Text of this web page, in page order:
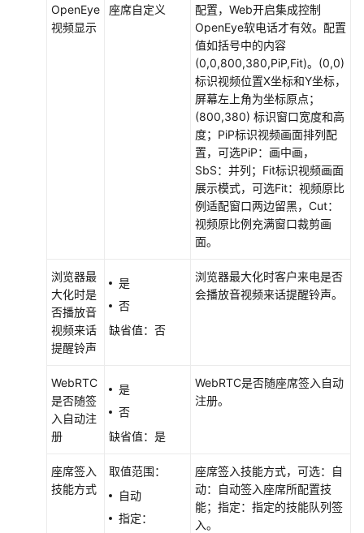
OpenEye
视频显示
座席自定义
配置，Web开启集成控制
OpenEye软电话才有效。配置
值如括号中的内容
(0,0,800,380,PiP,Fit)。(0,0)
标识视频位置X坐标和Y坐标，
屏幕左上角为坐标原点；
(800,380) 标识窗口宽度和高
度；PiP标识视频画面排列配
置，可选PiP：画中画，
SbS：并列；Fit标识视频画面
展示模式，可选Fit：视频原比
例适配窗口两边留黑，Cut：
视频原比例充满窗口裁剪画
面。
浏览器最
大化时是
否播放音
视频来话
提醒铃声
是
否
缺省值：否
浏览器最大化时客户来电是否
会播放音视频来话提醒铃声。
WebRTC
是否随签
入自动注
册
是
否
缺省值：是
WebRTC是否随座席签入自动
注册。
座席签入
技能方式
取值范围：
自动
指定：
座席签入技能方式，可选：自
动：自动签入座席所配置技
能；指定：指定的技能队列签
入。